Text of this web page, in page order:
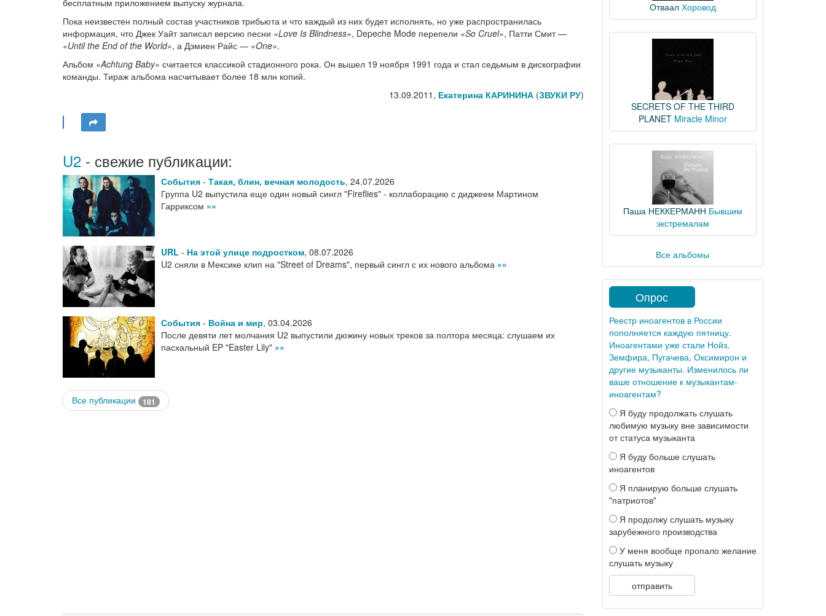
бесплатным приложением выпуску журнала.
Пока неизвестен полный состав участников трибьюта и что каждый из них будет исполнять, но уже распространилась
информация, что Джек Уайт записал версию песни «Love Is Blindness», Depeche Mode перепели «So Cruel», Патти Смит —
«Until the End of the World», а Дэмиен Райс — «One».
Альбом «Achtung Baby» считается классикой стадионного рока. Он вышел 19 ноября 1991 года и стал седьмым в дискографии
команды. Тираж альбома насчитывает более 18 млн копий.
13.09.2011, Екатерина КАРИНИНА(ЗВУКИ РУ)
U2 - свежие публикации:
События - Такая, блин, вечная молодость, 24.07.2026
Группа U2 выпустила еще один новый сингл "Fireflies" - коллаборацию с диджеем Мартином
Гарриксом »»
URL - На этой улице подростком, 08.07.2026
U2 сняли в Мексике клип на "Street of Dreams", первый сингл с их нового альбома »»
События - Война и мир, 03.04.2026
После девяти лет молчания U2 выпустили дюжину новых треков за полтора месяца: слушаем их
пасхальный EP "Easter Lily" »»
Все публикации 181
Отваал Хоровод
SECRETS OF THE THIRD
PLANET Miracle Minor
Паша НЕККЕРМАНН Бывшим
экстремалам
Все альбомы
Опрос
Реестр иноагентов в России
пополняется каждую пятницу.
Иноагентами уже стали Нойз,
Земфира, Пугачева, Оксимирон и
другие музыканты. Изменилось ли
ваше отношение к музыкантам-
иноагентам?
Я буду продолжать слушать
любимую музыку вне зависимости
от статуса музыканта
Я буду больше слушать
иноагентов
Я планирую больше слушать
"патриотов"
Я продолжу слушать музыку
зарубежного производства
У меня вообще пропало желание
слушать музыку
отправить